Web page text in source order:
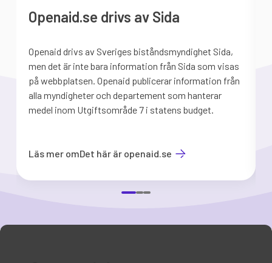
Openaid.se drivs av Sida
Openaid drivs av Sveriges biståndsmyndighet Sida,
men det är inte bara information från Sida som visas
på webbplatsen. Openaid publicerar information från
alla myndigheter och departement som hanterar
medel inom Utgiftsområde 7 i statens budget.
Läs mer omDet här är openaid.se